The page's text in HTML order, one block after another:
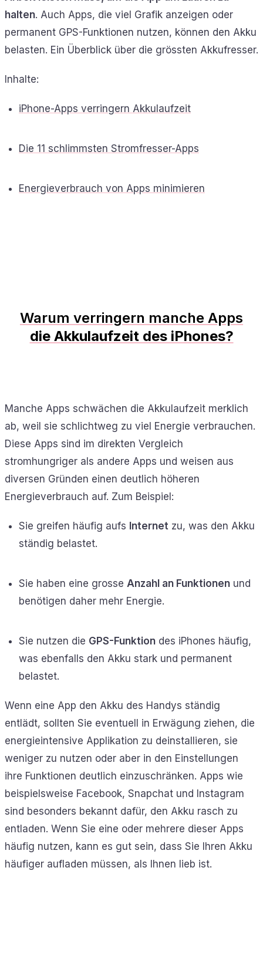
halten. Auch Apps, die viel Grafik anzeigen oder
permanent GPS-Funktionen nutzen, können den Akku
belasten. Ein Überblick über die grössten Akkufresser.
Inhalte:
iPhone-Apps verringern Akkulaufzeit
Die 11 schlimmsten Stromfresser-Apps
Energieverbrauch von Apps minimieren
Warum verringern manche Apps
die Akkulaufzeit des iPhones?
Manche Apps schwächen die Akkulaufzeit merklich
ab, weil sie schlichtweg zu viel Energie verbrauchen.
Diese Apps sind im direkten Vergleich
stromhungriger als andere Apps und weisen aus
diversen Gründen einen deutlich höheren
Energieverbrauch auf. Zum Beispiel:
Sie greifen häufig aufs Internet zu, was den Akku
ständig belastet.
Sie haben eine grosse Anzahl an Funktionen und
benötigen daher mehr Energie.
Sie nutzen die GPS-Funktion des iPhones häufig,
was ebenfalls den Akku stark und permanent
belastet.
Wenn eine App den Akku des Handys ständig
entlädt, sollten Sie eventuell in Erwägung ziehen, die
energieintensive Applikation zu deinstallieren, sie
weniger zu nutzen oder aber in den Einstellungen
ihre Funktionen deutlich einzuschränken. Apps wie
beispielsweise Facebook, Snapchat und Instagram
sind besonders bekannt dafür, den Akku rasch zu
entladen. Wenn Sie eine oder mehrere dieser Apps
häufig nutzen, kann es gut sein, dass Sie Ihren Akku
häufiger aufladen müssen, als Ihnen lieb ist.